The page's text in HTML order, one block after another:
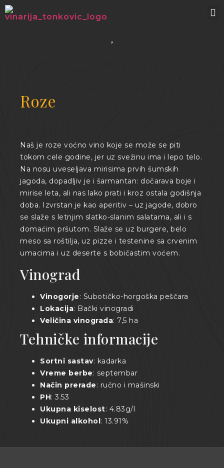
Roze
Naš je roze voćno vino koje se može se piti
tokom cele godine, jer uz svežinu ima i lepo telo.
Na nosu uveseljava mirisima prvih šumskih
jagoda, dopadljiv je i šarmantan: dočarava boje i
mirise leta, ali nas lako prati i kroz ostala godišnja
doba. Izvrstan je kao aperitiv – uz jagode, dobro
se slaže s letnjim slatko-slanim salatama, ali i s
domaćim pršutom. Slaže se uz burgere, belo
meso sa roštilja, uz pizze i testenine sa crvenim
umacima i uz deserte s bobičastim voćem.
Vinograd
Vinogorje: Subotičko-horgoška peščara
Lokacija: Bački vinogradi
Veličina vinograda: 7,5 ha
Tehničke informacije
Sortni sastav: kadarka
Vreme berbe: septembar
Način prerade: ručno i mašinski
PH: 3.53
Ukupna kiselost: 4.83g/l
Ukupni alkohol : 13.91%